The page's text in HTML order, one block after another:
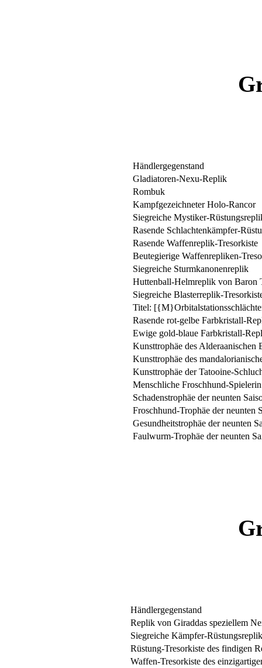
Händlergegenstand
Gladiatoren-Nexu-Replik
Rombuk
Kampfgezeichneter Holo-Rancor
Siegreiche Mystiker-
Rasende Schlachtenkämpfer-
Rasende Waffenreplik-Tresorkiste
Beutegierige Waffenrepliken-
Siegreiche Sturmkanonenreplik
Huttenball-Helmreplik von Baron
Siegreiche Blasterreplik-
Titel:
Rasende rot-gelbe Farbkristall-
Ewige gold-blaue Farbkristall-
Kunsttrophäe des Alderaanischen
Kunsttrophäe des
Kunsttrophäe der Tatooine-
Menschliche Froschhund-Spielerin
Schadenstrophäe der neunten
Froschhund-Trophäe der neunten
Gesundheitstrophäe der neunten
Faulwurm-Trophäe der neunten
Händlergegenstand
Replik von Giraddas speziellem
Siegreiche Kämpfer-
Rüstung-Tresorkiste des findigen
Waffen-Tresorkiste des